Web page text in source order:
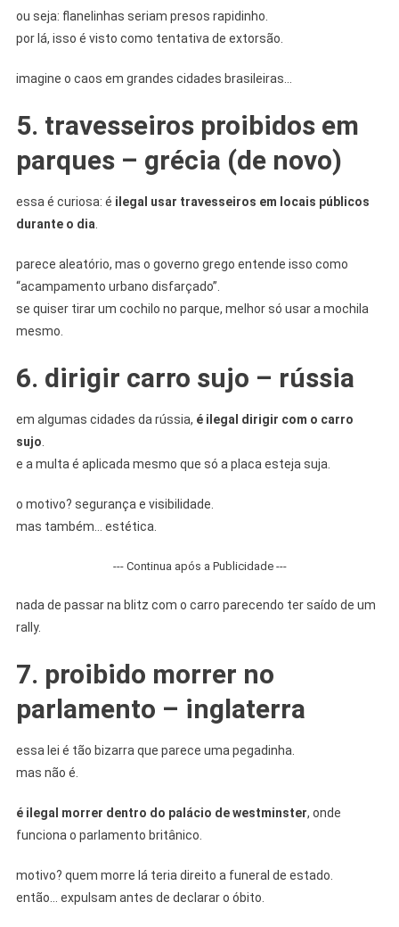
ou seja: flanelinhas seriam presos rapidinho.
por lá, isso é visto como tentativa de extorsão.
imagine o caos em grandes cidades brasileiras…
5. travesseiros proibidos em
parques – grécia (de novo)
essa é curiosa: é ilegal usar travesseiros em locais públicos
durante o dia
parece aleatório, mas o governo grego entende isso como
“acampamento urbano disfarçado”.
se quiser tirar um cochilo no parque, melhor só usar a mochila
mesmo.
6. dirigir carro sujo – rússia
em algumas cidades da rússia, é ilegal dirigir com o carro
sujo
e a multa é aplicada mesmo que só a placa esteja suja.
o motivo? segurança e visibilidade.
mas também… estética.
--- Continua após a Publicidade ---
nada de passar na blitz com o carro parecendo ter saído de um
rally.
7. proibido morrer no
parlamento – inglaterra
essa lei é tão bizarra que parece uma pegadinha.
mas não é.
é ilegal morrer dentro do palácio de westminster, onde
funciona o parlamento britânico.
motivo? quem morre lá teria direito a funeral de estado.
então… expulsam antes de declarar o óbito.